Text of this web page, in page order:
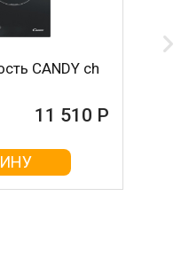
CANDY ch
11 510 Р